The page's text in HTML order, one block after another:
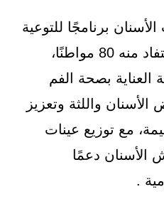
برنامجًا للتوعية
بصحة الفم والأسنان استفاد منه 80 مواطنًا،
بصحة الفم
واللثة وتعزيز
مع توزيع عينات
الأسنان دعمًا
.